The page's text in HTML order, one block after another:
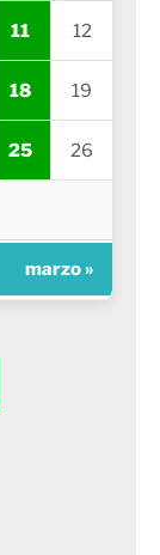
11 12
18 19
25 26
marzo »